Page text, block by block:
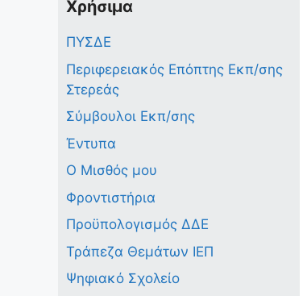
Χρήσιμα
ΠΥΣΔΕ
Περιφερειακός Επόπτης Εκπ/σης
Στερεάς
Σύμβουλοι Εκπ/σης
Έντυπα
Ο Μισθός μου
Φροντιστήρια
Προϋπολογισμός ΔΔΕ
Τράπεζα Θεμάτων ΙΕΠ
Ψηφιακό Σχολείο